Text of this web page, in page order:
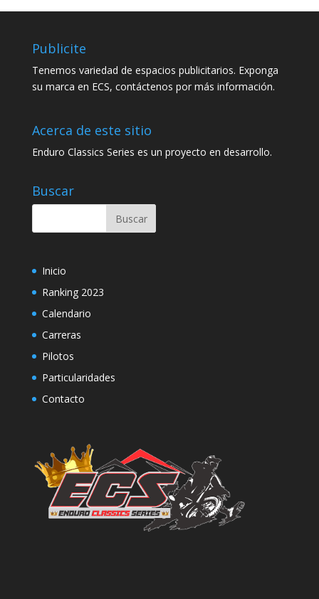
Publicite
Tenemos variedad de espacios publicitarios. Exponga
su marca en ECS, contáctenos por más información.
Acerca de este sitio
Enduro Classics Series es un proyecto en desarrollo.
Buscar
Inicio
Ranking 2023
Calendario
Carreras
Pilotos
Particularidades
Contacto